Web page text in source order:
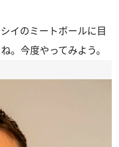
イのミートボールに目
。今度やってみよう。